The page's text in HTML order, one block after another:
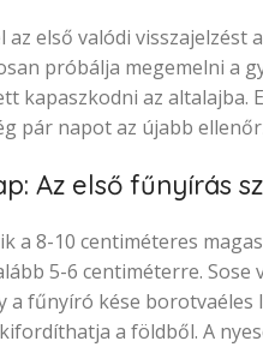
az első valódi
próbálja megemelni a
kapaszkodni az altalajba.
pár napot az újabb
Az első fűnyírás
a 8-10 centiméteres
5-6 centiméterre.
a fűnyíró kése borotvaéles
a földből. A